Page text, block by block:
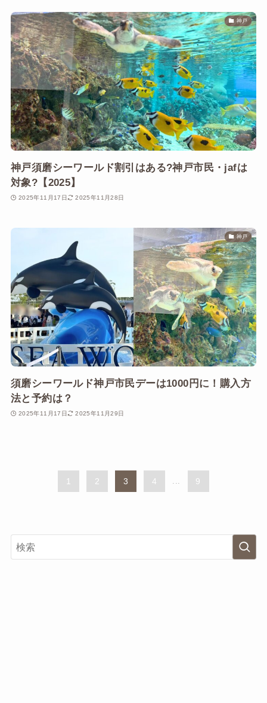
神戸
神戸須磨シーワールド割引はある?神戸市民・jafは
対象?【2025】
2025年11月17日 2025年11月28日
神戸
須磨シーワールド神戸市民デーは1000円に！購入方
法と予約は？
2025年11月17日 2025年11月29日
1 2 3 4 ... 9